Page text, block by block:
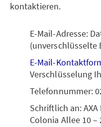
kontaktieren.
E-Mail-Adresse:
(unverschlüsselte
E-Mail-
Verschlüsselung
Telefonnummer:
Schriftlich an:
Colonia Allee 10 –